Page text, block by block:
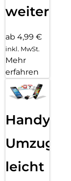
weiter
ab 4,99 €
inkl. MwSt.
Mehr
erfahren
Handy
Umzug
leicht